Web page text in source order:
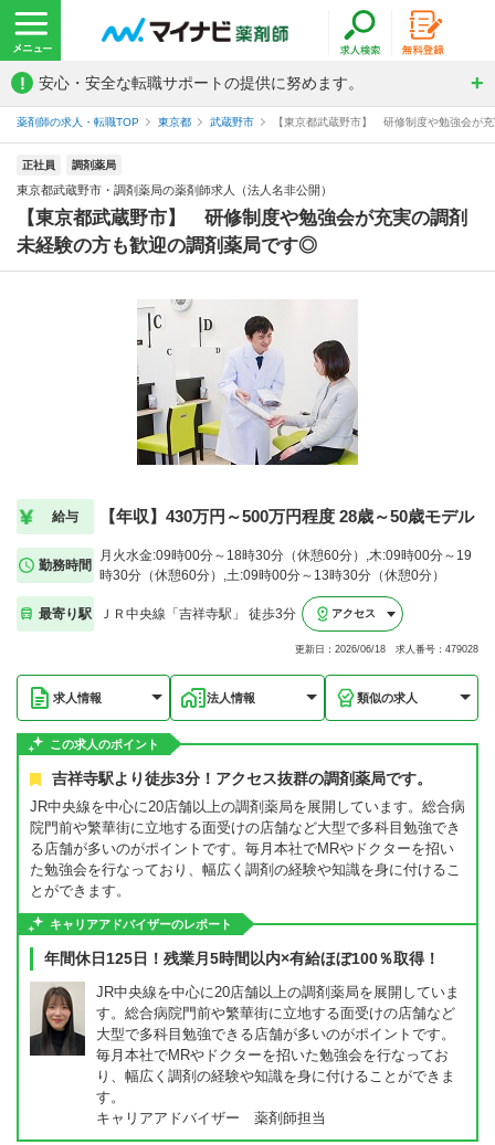
! 安心・安全な転職サポートの提供に努めます。
薬剤師の求人・転職TOP 東京都 武蔵野市 【東京都武蔵野市】 研修制度や勉強会が
正社員 調剤薬局
東京都武蔵野市・調剤薬局の薬剤師求人（法人名非公開）
【東京都武蔵野市】 研修制度や勉強会が充実の調剤
未経験の方も歓迎の調剤薬局です◎
給与 【年収】430万円～500万円程度 28歳～50歳モデル
勤務時間
月火水金:09時00分～18時30分（休憩60分）,木:09時00分～19
時30分（休憩60分）,土:09時00分～13時30分（休憩0分）
最寄り駅 ＪＲ中央線「吉祥寺駅」 徒歩3分 アクセス
更新日：2026/06/18 求人番号：479028
求人情報 法人情報 類似の求人
この求人のポイント
吉祥寺駅より徒歩3分！アクセス抜群の調剤薬局です。
JR中央線を中心に20店舗以上の調剤薬局を展開しています。総合病
院門前や繁華街に立地する面受けの店舗など大型で多科目勉強でき
る店舗が多いのがポイントです。毎月本社でMRやドクターを招い
た勉強会を行なっており、幅広く調剤の経験や知識を身に付けるこ
とができます。
キャリアアドバイザーのレポート
年間休日125日！残業月5時間以内×有給ほぼ100％取得！
JR中央線を中心に20店舗以上の調剤薬局を展開していま
す。総合病院門前や繁華街に立地する面受けの店舗など
大型で多科目勉強できる店舗が多いのがポイントです。
毎月本社でMRやドクターを招いた勉強会を行なってお
り、幅広く調剤の経験や知識を身に付けることができま
す。
キャリアアドバイザー 薬剤師担当